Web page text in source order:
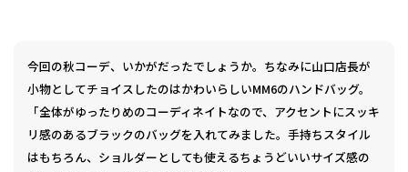
今回の秋コーデ、いかがだったでしょうか。ちなみに山口店長が
小物としてチョイスしたのはかわいらしいMM6のハンドバッグ。
「全体がゆったりめのコーディネイトなので、アクセントにスッキ
リ感のあるブラックのバッグを入れてみました。手持ちスタイル
はもちろん、ショルダーとしても使えるちょうどいいサイズ感の